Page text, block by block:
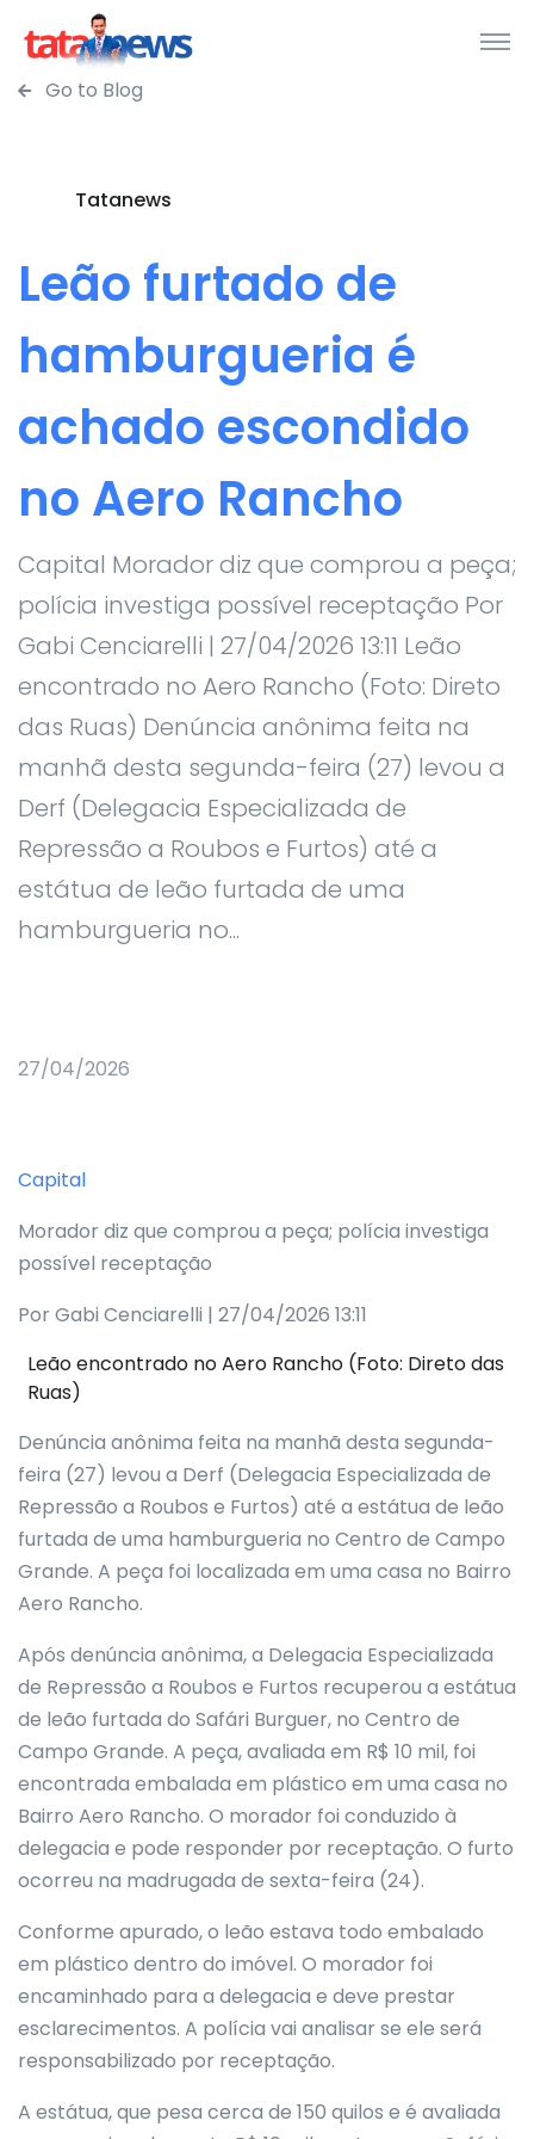
Go to Blog
Tatanews
Leão furtado de
hamburgueria é
achado escondido
no Aero Rancho
Capital Morador diz que comprou a peça;
polícia investiga possível receptação Por
Gabi Cenciarelli | 27/04/2026 13:11 Leão
encontrado no Aero Rancho (Foto: Direto
das Ruas) Denúncia anônima feita na
manhã desta segunda-feira (27) levou a
Derf (Delegacia Especializada de
Repressão a Roubos e Furtos) até a
estátua de leão furtada de uma
hamburgueria no...
27/04/2026
Capital
Morador diz que comprou a peça; polícia investiga
possível receptação
Por Gabi Cenciarelli | 27/04/2026 13:11
Leão encontrado no Aero Rancho (Foto: Direto das
Ruas)
Denúncia anônima feita na manhã desta segunda-
feira (27) levou a Derf (Delegacia Especializada de
Repressão a Roubos e Furtos) até a estátua de leão
furtada de uma hamburgueria no Centro de Campo
Grande. A peça foi localizada em uma casa no Bairro
Aero Rancho.
Após denúncia anônima, a Delegacia Especializada
de Repressão a Roubos e Furtos recuperou a estátua
de leão furtada do Safári Burguer, no Centro de
Campo Grande. A peça, avaliada em R$ 10 mil, foi
encontrada embalada em plástico em uma casa no
Bairro Aero Rancho. O morador foi conduzido à
delegacia e pode responder por receptação. O furto
ocorreu na madrugada de sexta-feira (24).
Conforme apurado, o leão estava todo embalado
em plástico dentro do imóvel. O morador foi
encaminhado para a delegacia e deve prestar
esclarecimentos. A polícia vai analisar se ele será
responsabilizado por receptação.
A estátua, que pesa cerca de 150 quilos e é avaliada